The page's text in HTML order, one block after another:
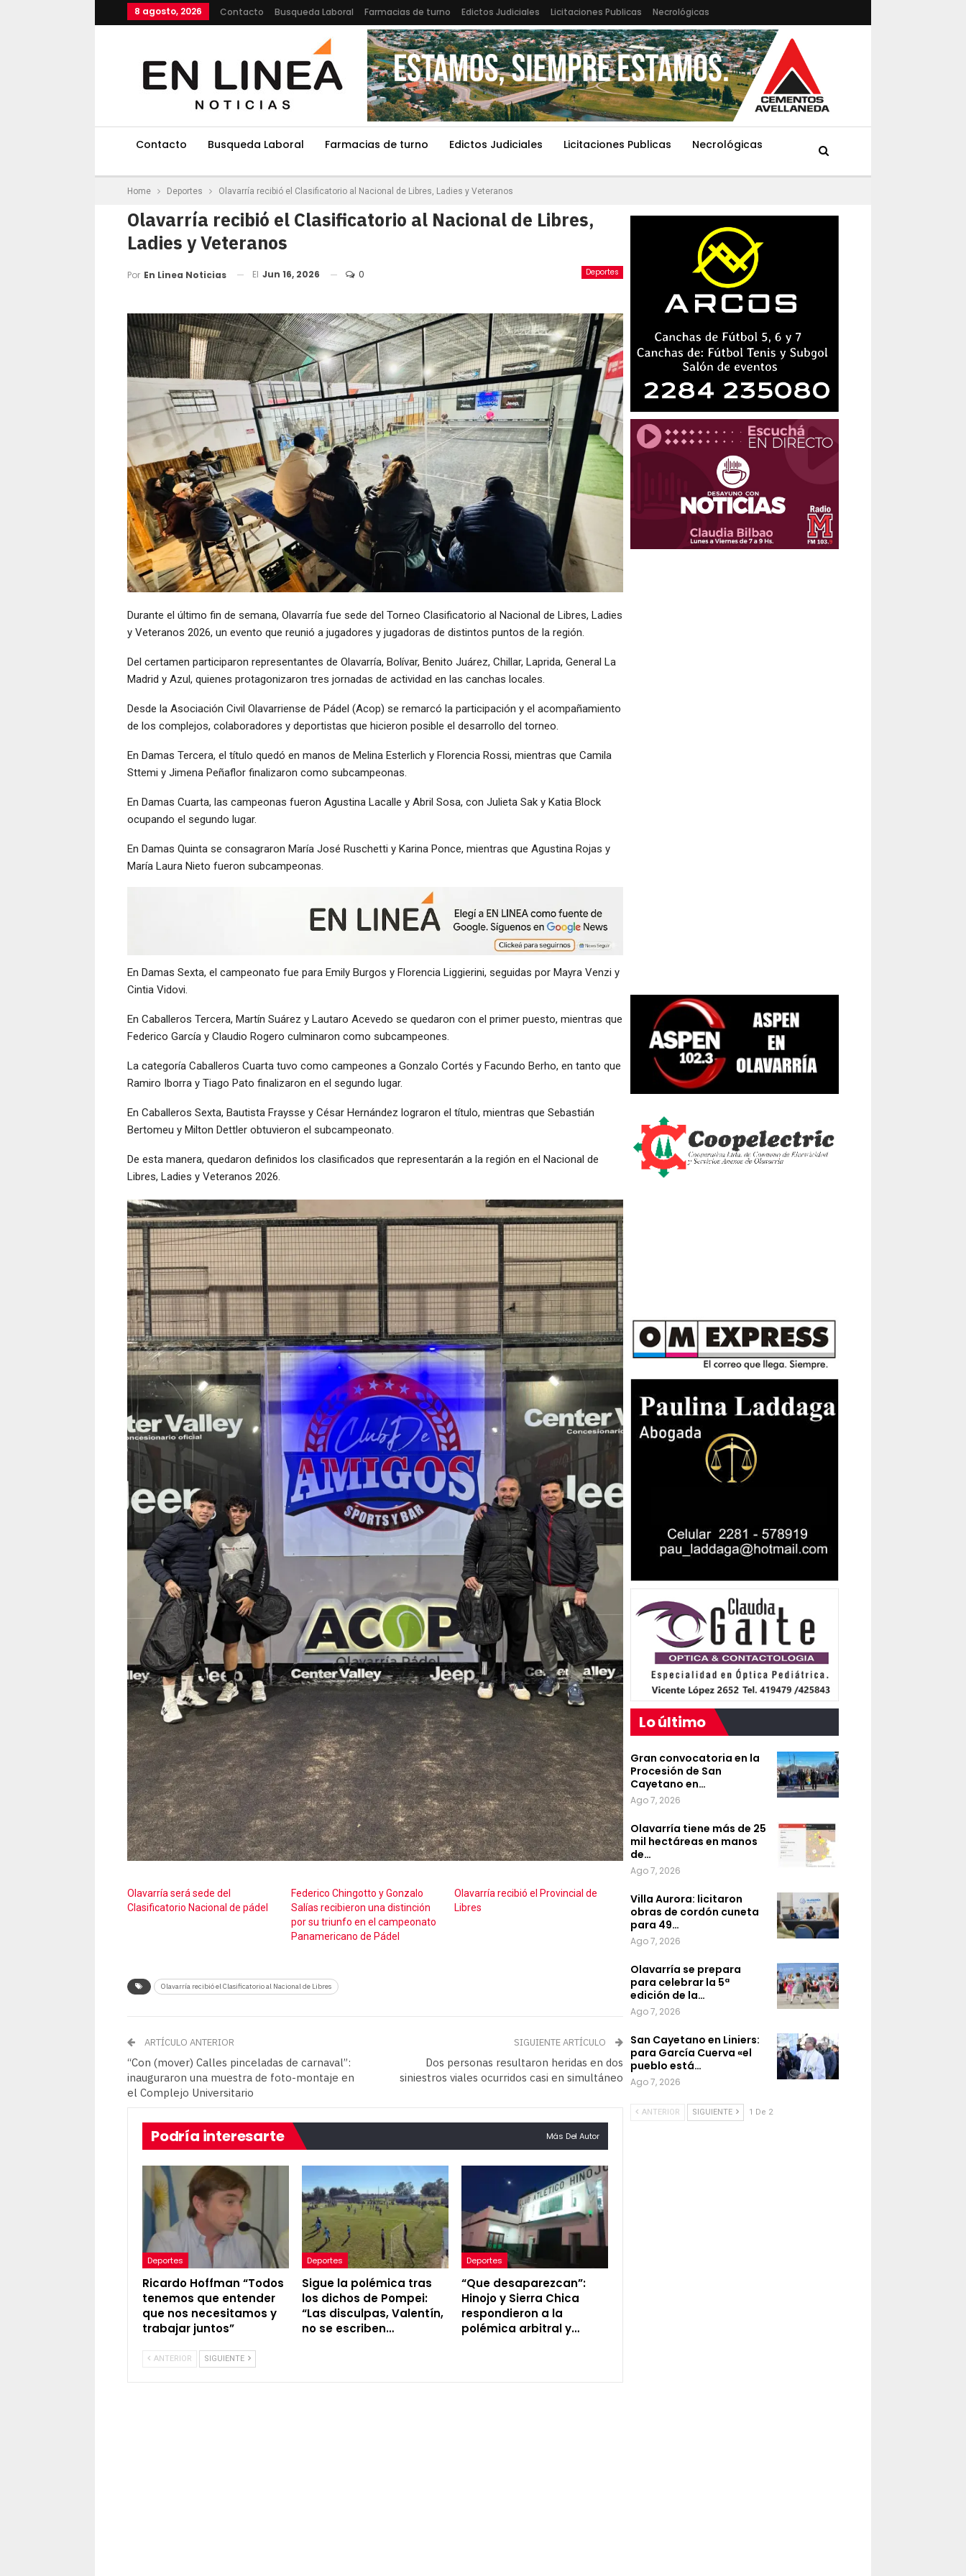
8 agosto, 2026 Contacto Busqueda Laboral Farmacias de turno Edictos Judiciales Licitaciones Publicas Necrológicas
Contacto Busqueda Laboral Farmacias de turno Edictos Judiciales Licitaciones Publicas Necrológicas
Home Deportes Olavarría recibió el Clasificatorio al Nacional de Libres, Ladies y Veteranos
Olavarría recibió el Clasificatorio al Nacional de Libres,
Ladies y Veteranos
Deportes
Por En Linea Noticias El Jun 16, 2026 0
Durante el último fin de semana, Olavarría fue sede del Torneo Clasificatorio al Nacional de Libres, Ladies
y Veteranos 2026, un evento que reunió a jugadores y jugadoras de distintos puntos de la región.
Del certamen participaron representantes de Olavarría, Bolívar, Benito Juárez, Chillar, Laprida, General La
Madrid y Azul, quienes protagonizaron tres jornadas de actividad en las canchas locales.
Desde la Asociación Civil Olavarriense de Pádel (Acop) se remarcó la participación y el acompañamiento
de los complejos, colaboradores y deportistas que hicieron posible el desarrollo del torneo.
En Damas Tercera, el título quedó en manos de Melina Esterlich y Florencia Rossi, mientras que Camila
Sttemi y Jimena Peñaflor finalizaron como subcampeonas.
En Damas Cuarta, las campeonas fueron Agustina Lacalle y Abril Sosa, con Julieta Sak y Katia Block
ocupando el segundo lugar.
En Damas Quinta se consagraron María José Ruschetti y Karina Ponce, mientras que Agustina Rojas y
María Laura Nieto fueron subcampeonas.
En Damas Sexta, el campeonato fue para Emily Burgos y Florencia Liggierini, seguidas por Mayra Venzi y
Cintia Vidovi.
En Caballeros Tercera, Martín Suárez y Lautaro Acevedo se quedaron con el primer puesto, mientras que
Federico García y Claudio Rogero culminaron como subcampeones.
La categoría Caballeros Cuarta tuvo como campeones a Gonzalo Cortés y Facundo Berho, en tanto que
Ramiro Iborra y Tiago Pato finalizaron en el segundo lugar.
En Caballeros Sexta, Bautista Fraysse y César Hernández lograron el título, mientras que Sebastián
Bertomeu y Milton Dettler obtuvieron el subcampeonato.
De esta manera, quedaron definidos los clasificados que representarán a la región en el Nacional de
Libres, Ladies y Veteranos 2026.
Olavarría será sede del
Clasificatorio Nacional de pádel
Federico Chingotto y Gonzalo
Salías recibieron una distinción
por su triunfo en el campeonato
Panamericano de Pádel
Olavarría recibió el Provincial de
Libres
Olavarría recibió el Clasificatorio al Nacional de Libres
ARTÍCULO ANTERIOR
“Con (mover) Calles pinceladas de carnaval”:
inauguraron una muestra de foto-montaje en
el Complejo Universitario
SIGUIENTE ARTÍCULO
Dos personas resultaron heridas en dos
siniestros viales ocurridos casi en simultáneo
Podría interesarte Más Del Autor
Deportes
Ricardo Hoffman “Todos
tenemos que entender
que nos necesitamos y
trabajar juntos”
Deportes
Sigue la polémica tras
los dichos de Pompei:
“Las disculpas, Valentín,
no se escriben…
Deportes
“Que desaparezcan”:
Hinojo y Sierra Chica
respondieron a la
polémica arbitral y…
ANTERIOR SIGUIENTE
Lo último
Gran convocatoria en la
Procesión de San
Cayetano en…
Ago 7, 2026
Olavarría tiene más de 25
mil hectáreas en manos
de…
Ago 7, 2026
Villa Aurora: licitaron
obras de cordón cuneta
para 49…
Ago 7, 2026
Olavarría se prepara
para celebrar la 5ª
edición de la…
Ago 7, 2026
San Cayetano en Liniers:
para García Cuerva «el
pueblo está…
Ago 7, 2026
ANTERIOR SIGUIENTE 1 De 2